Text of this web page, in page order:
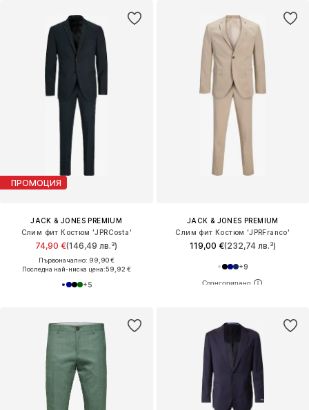
ПРОМОЦИЯ
JACK & JONES PREMIUM
Слим фит Костюм 'JPRCosta'
74,90 €(146,49 лв.³)
Първоначално: 99,90 €
Последна най-ниска цена:59,92 €
+5
JACK & JONES PREMIUM
Слим фит Костюм 'JPRFranco'
119,00 €(232,74 лв.³)
+9